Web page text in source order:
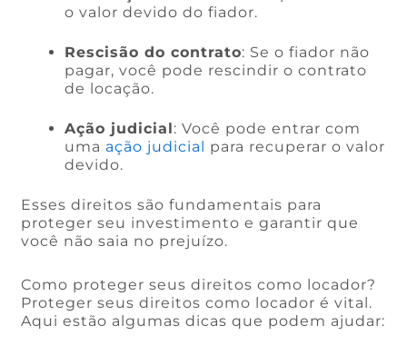
o valor devido do fiador.
Rescisão do contrato: Se o fiador não
pagar, você pode rescindir o contrato
de locação.
Ação judicial : Você pode entrar com
uma ação judicial
para recuperar o valor
devido.
Esses direitos são fundamentais para
proteger seu investimento e garantir que
você não saia no prejuízo.
Como proteger seus direitos como locador?
Proteger seus direitos como locador é vital.
Aqui estão algumas dicas que podem ajudar: